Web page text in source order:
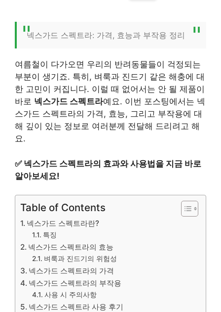
넥스가드 스펙트라: 가격, 효능과 부작용 정리
여름철이 다가오면 우리의 반려동물들이 걱정되는
부분이 생기죠. 특히, 벼룩과 진드기 같은 해충에 대
한 고민이 커집니다. 이럴 때 없어서는 안 될 제품이
바로 넥스가드 스펙트라예요. 이번 포스팅에서는 넥
스가드 스펙트라의 가격, 효능, 그리고 부작용에 대
해 깊이 있는 정보로 여러분께 전달해 드리려고 해
요.
✅ 넥스가드 스펙트라의 효과와 사용법을 지금 바로
알아보세요!
Table of Contents
넥스가드 스펙트라란?
특징
넥스가드 스펙트라의 효능
벼룩과 진드기의 위험성
넥스가드 스펙트라의 가격
넥스가드 스펙트라의 부작용
사용 시 주의사항
넥스가드 스펙트라 사용 후기